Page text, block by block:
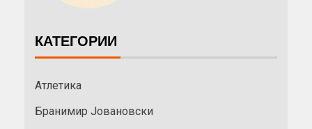
КАТЕГОРИИ
Атлетика
Бранимир Јовановски